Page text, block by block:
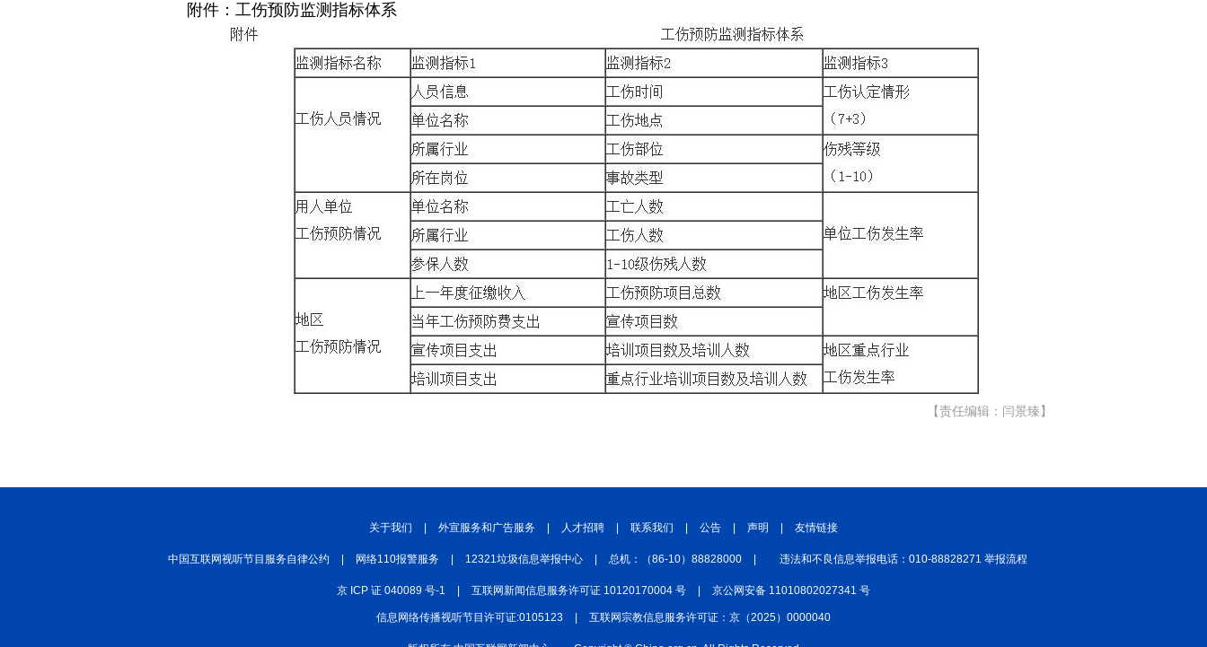
附件：工伤预防监测指标体系
【责任编辑：闫景臻】
关于我们 外宣服务和广告服务 人才招聘 联系我们 公告 声明 友情链接
中国互联网视听节目服务自律公约 网络110报警服务 12321垃圾信息举报中心 总机：（86-10）88828000 违法和不良信息举报电话：010-88828271 举报流程
京 ICP 证 040089 号-1 互联网新闻信息服务许可证 10120170004 号 京公网安备 11010802027341 号
信息网络传播视听节目许可证:0105123 互联网宗教信息服务许可证：京（2025）0000040